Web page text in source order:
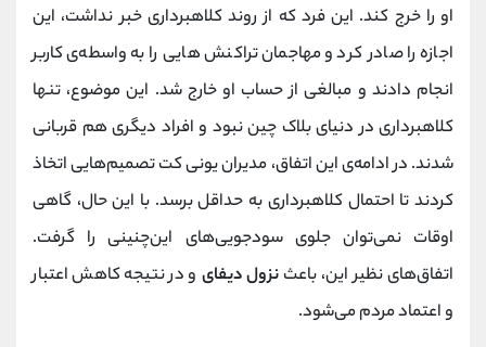
او را خرج کند. این فرد که از روند کلاهبرداری خبر نداشت، این
اجازه را صادر کرد و مهاجمان تراکنش‌ هایی را به واسطه‌ی کاربر
انجام دادند و مبالغی از حساب او خارج شد. این موضوع، تنها
کلاهبرداری در دنیای بلاک چین نبود و افراد دیگری هم قربانی
شدند. در ادامه‌ی این اتفاق، مدیران یونی کت تصمیم‌هایی اتخاذ
کردند تا احتمال کلاهبرداری به حداقل برسد. با این حال، گاهی
اوقات نمی‌توان جلوی سودجویی‌های این‌چنینی را گرفت.
اتفاق‌های نظیر این، باعثنزول دیفای و در نتیجه کاهش اعتبار
و اعتماد مردم می‌شود.